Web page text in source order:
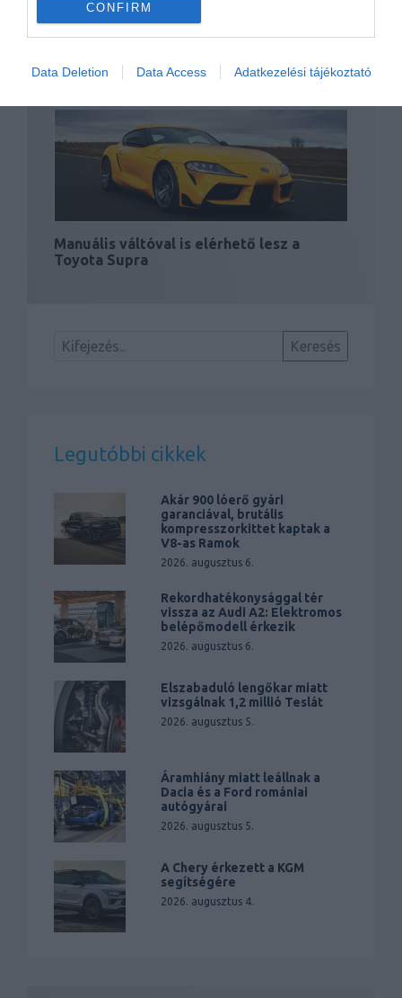
CONFIRM
Data Deletion Data Access Adatkezelési tájékoztató
Elvetette a Toyota az új MR2 ötletét
Manuális váltóval is elérhető lesz a
Toyota Supra
Legutóbbi cikkek
Akár 900 lóerő gyári
garanciával, brutális
kompresszorkittet kaptak a
V8-as Ramok
2026. augusztus 6.
Rekordhatékonysággal tér
vissza az Audi A2: Elektromos
belépőmodell érkezik
2026. augusztus 6.
Elszabaduló lengőkar miatt
vizsgálnak 1,2 millió Teslát
2026. augusztus 5.
Áramhiány miatt leállnak a
Dacia és a Ford romániai
autógyárai
2026. augusztus 5.
A Chery érkezett a KGM
segítségére
2026. augusztus 4.